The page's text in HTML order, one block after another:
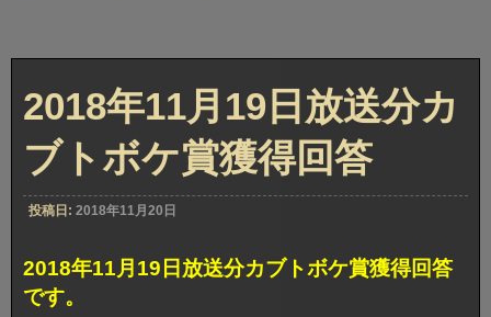
2018年11月19日放送分カ
ブトボケ賞獲得回答
投稿日: 2018年11月20日
2018年11月19日放送分カブトボケ賞獲得回答
です。